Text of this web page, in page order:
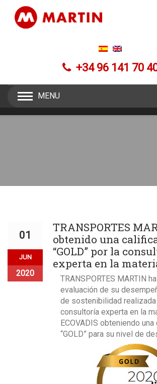
+34 96 141 70
MENU
01
JUN
2020
TRANSPORTES
obtenido una
“GOLD” por la
experta en la
TRANSPORTES MARTIN
evaluación de su
de sostenibilidad
consultoría experta en la
ECOVADIS obteniendo
“GOLD” para su nivel de